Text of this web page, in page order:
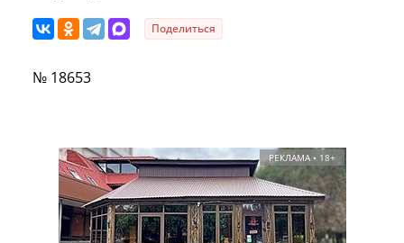
Поделиться
№ 18653
РЕКЛАМА • 18+